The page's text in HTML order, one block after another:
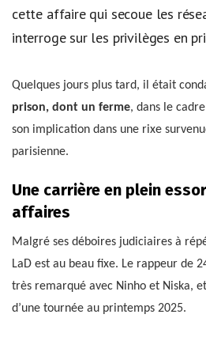
cette affaire qui secoue les
interroge sur les privilèges en
Quelques jours plus tard, il était
prison, dont un ferme, dans le
son implication dans une rixe
parisienne.
Une carrière en plein
affaires
Malgré ses déboires judiciaires à
LaD est au beau fixe. Le rappeur de
très remarqué avec Ninho et Niska,
d’une tournée au printemps 2025.